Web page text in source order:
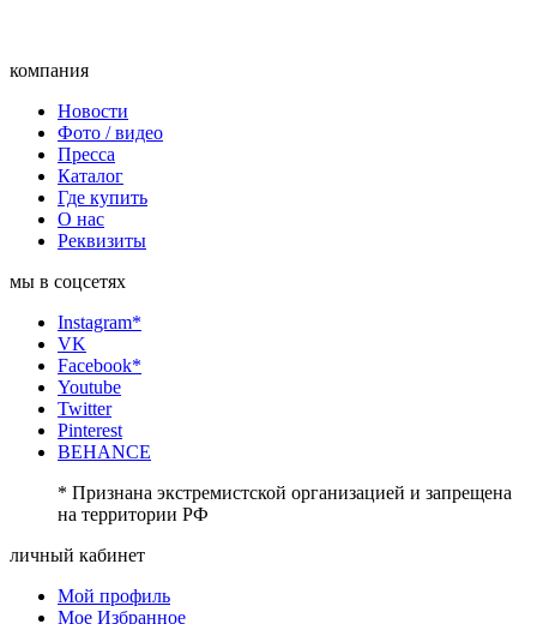
компания
Новости
Фото / видео
Пресса
Каталог
Где купить
О нас
Реквизиты
мы в соцсетях
Instagram*
VK
Facebook*
Youtube
Twitter
Pinterest
BEHANCE
* Признана экстремистской организацией и запрещена
на территории РФ
личный кабинет
Мой профиль
Мое Избранное